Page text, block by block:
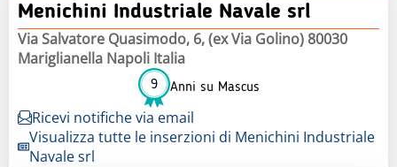
Menichini Industriale Navale srl
Via Salvatore Quasimodo, 6, (ex Via Golino) 80030
Mariglianella Napoli Italia
9 Anni su Mascus
Ricevi notifiche via email
Visualizza tutte le inserzioni di Menichini Industriale
Navale srl